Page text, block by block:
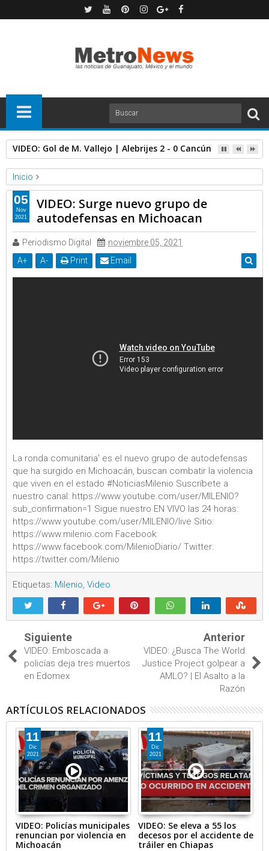
VIDEO: Gol de M. Vallejo | Alebrijes 2 - 0 Cancún | Jornada 1
Inicio
Milenio
Video
VIDEO: Surge nuevo grupo de autodefensas en Michoacan
VIDEO: Surge nuevo grupo de
autodefensas en Michoacan
Periodismo Digital
noviembre 05, 2021
A+ A- Print Email
La ronda comunitaria' es el nuevo grupo de autodefensas
que ha surgido en Michoacán, buscan combatir la violencia
que viven en el estado #NoticiasMilenio Suscríbete a
nuestro canal: https://www.youtube.com/user/MILENIO?
sub_confirmation=1 Sigue nuestro EN VIVO las 24 horas:
https://www.youtube.com/user/MILENIO/live Sitio:
https://www.milenio.com Facebook:
https://www.facebook.com/MilenioDiario/ Twitter:
https://twitter.com/Milenio
Etiquetas: Milenio, Video
05
Nov
2021
Siguiente
VIDEO: Emboscada a
policías deja tres muertos
en Edomex
Anterior
VIDEO: ¿Busca The World
Justice Project golpear a
AMLO? | El Asalto a la
Razón
ARTÍCULOS RELACIONADOS
11
Dic
2021
VIDEO: Policías municipales
renuncian por violencia en
Michoacán
11
Dic
2021
VIDEO: Se eleva a 55 los
decesos por el accidente de
tráiler en Chiapas